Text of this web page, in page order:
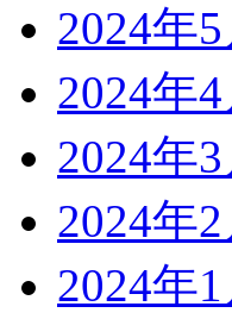
2024年5
2024年4
2024年3
2024年2
2024年1